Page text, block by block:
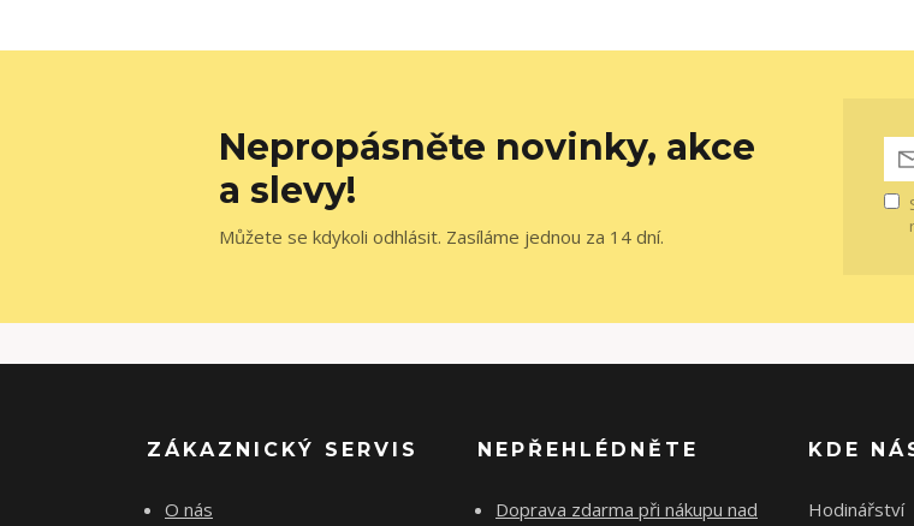
Nepropásněte novinky, akce
a slevy!
Můžete se kdykoli odhlásit. Zasíláme jednou za 14 dní.
ZÁKAZNICKÝ SERVIS
O nás
NEPŘEHLÉDNĚTE
Doprava zdarma při nákupu nad
KDE
Hodinářství